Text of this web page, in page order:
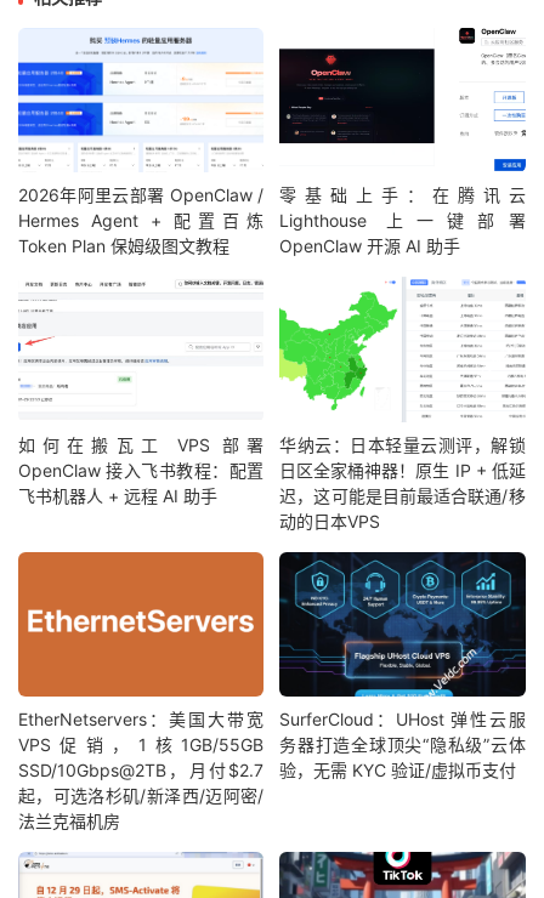
2026年阿里云部署 OpenClaw /
Hermes Agent + 配置百炼
Token Plan 保姆级图文教程
零基础上手：在腾讯云
Lighthouse 上一键部署
OpenClaw 开源 AI 助手
如何在搬瓦工 VPS 部署
OpenClaw 接入飞书教程：配置
飞书机器人 + 远程 AI 助手
华纳云：日本轻量云测评，解锁
日区全家桶神器！原生 IP + 低延
迟，这可能是目前最适合联通/移
动的日本VPS
EtherNetservers：美国大带宽
VPS促销，1核1GB/55GB
SSD/10Gbps@2TB，月付$2.7
起，可选洛杉矶/新泽西/迈阿密/
法兰克福机房
SurferCloud：UHost 弹性云服
务器打造全球顶尖“隐私级”云体
验，无需 KYC 验证/虚拟币支付